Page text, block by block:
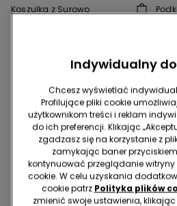
Koszulka z Surowo
Indywidualny
Chcesz wyświetlać
Profilujące pliki cookie
użytkownikom treści i reklam
do ich preferencji. Klikając
zgadzasz się na korzystanie z
zamykając baner przyciskiem
kontynuować przeglądanie
cookie. W celu uzyskania
cookie patrz Polityka plików
zmienić swoje ustawienia, klikając